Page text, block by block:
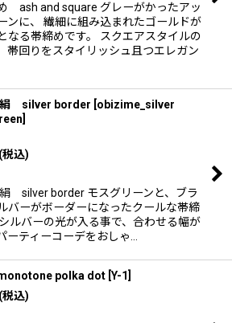
ash and square グレーがかったアッ
ンに、 繊細に組み込まれたゴールドが
なる帯締めです。 スクエアスタイルの
帯回りをスタイリッシュ且つエレガン
絹 silver border obizime_silver
(税込)
silver border モスグリーンと、ブラ
バーがボーダーになったクールな帯締
ルバーの光が入る事で、合わせる幅が
ーティーコーデをおしゃ…
polka dot Y-1
(税込)